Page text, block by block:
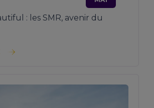
: les SMR, avenir du